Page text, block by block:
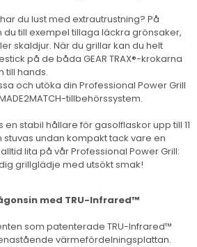
du lust med extrautrustning? På
du till exempel tillaga läckra grönsaker,
skaldjur. När du grillar kan du helt
på de båda GEAR TRAX®-krokarna
till hands.
och utöka din Professional Power Grill
tillbehörssystem.
stabil hållare för gasolflaskor upp till 11
stuvas undan kompakt tack vare en
lita på vår Professional Power Grill:
grillglädje med utsökt smak!
med TRU-Infrared™
som patenterade TRU-Infrared™
värmefördelningsplattan.